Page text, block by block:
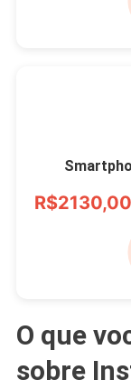
R$2130,00
O que
sobre